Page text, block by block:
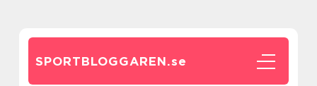
SPORTBLOGGAREN.se